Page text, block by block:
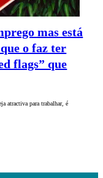
mas está
o faz ter
flags” que
atractiva para trabalhar, é